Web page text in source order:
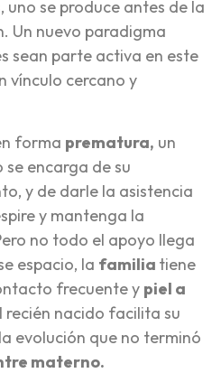
uno se produce antes de la
Un nuevo paradigma
sean parte activa en este
vínculo cercano y
forma prematura, un
encarga de su
y de darle la asistencia
y mantenga la
no todo el apoyo llega
espacio, la familia tiene
frecuente y piel a
recién nacido facilita su
evolución que no terminó
materno.